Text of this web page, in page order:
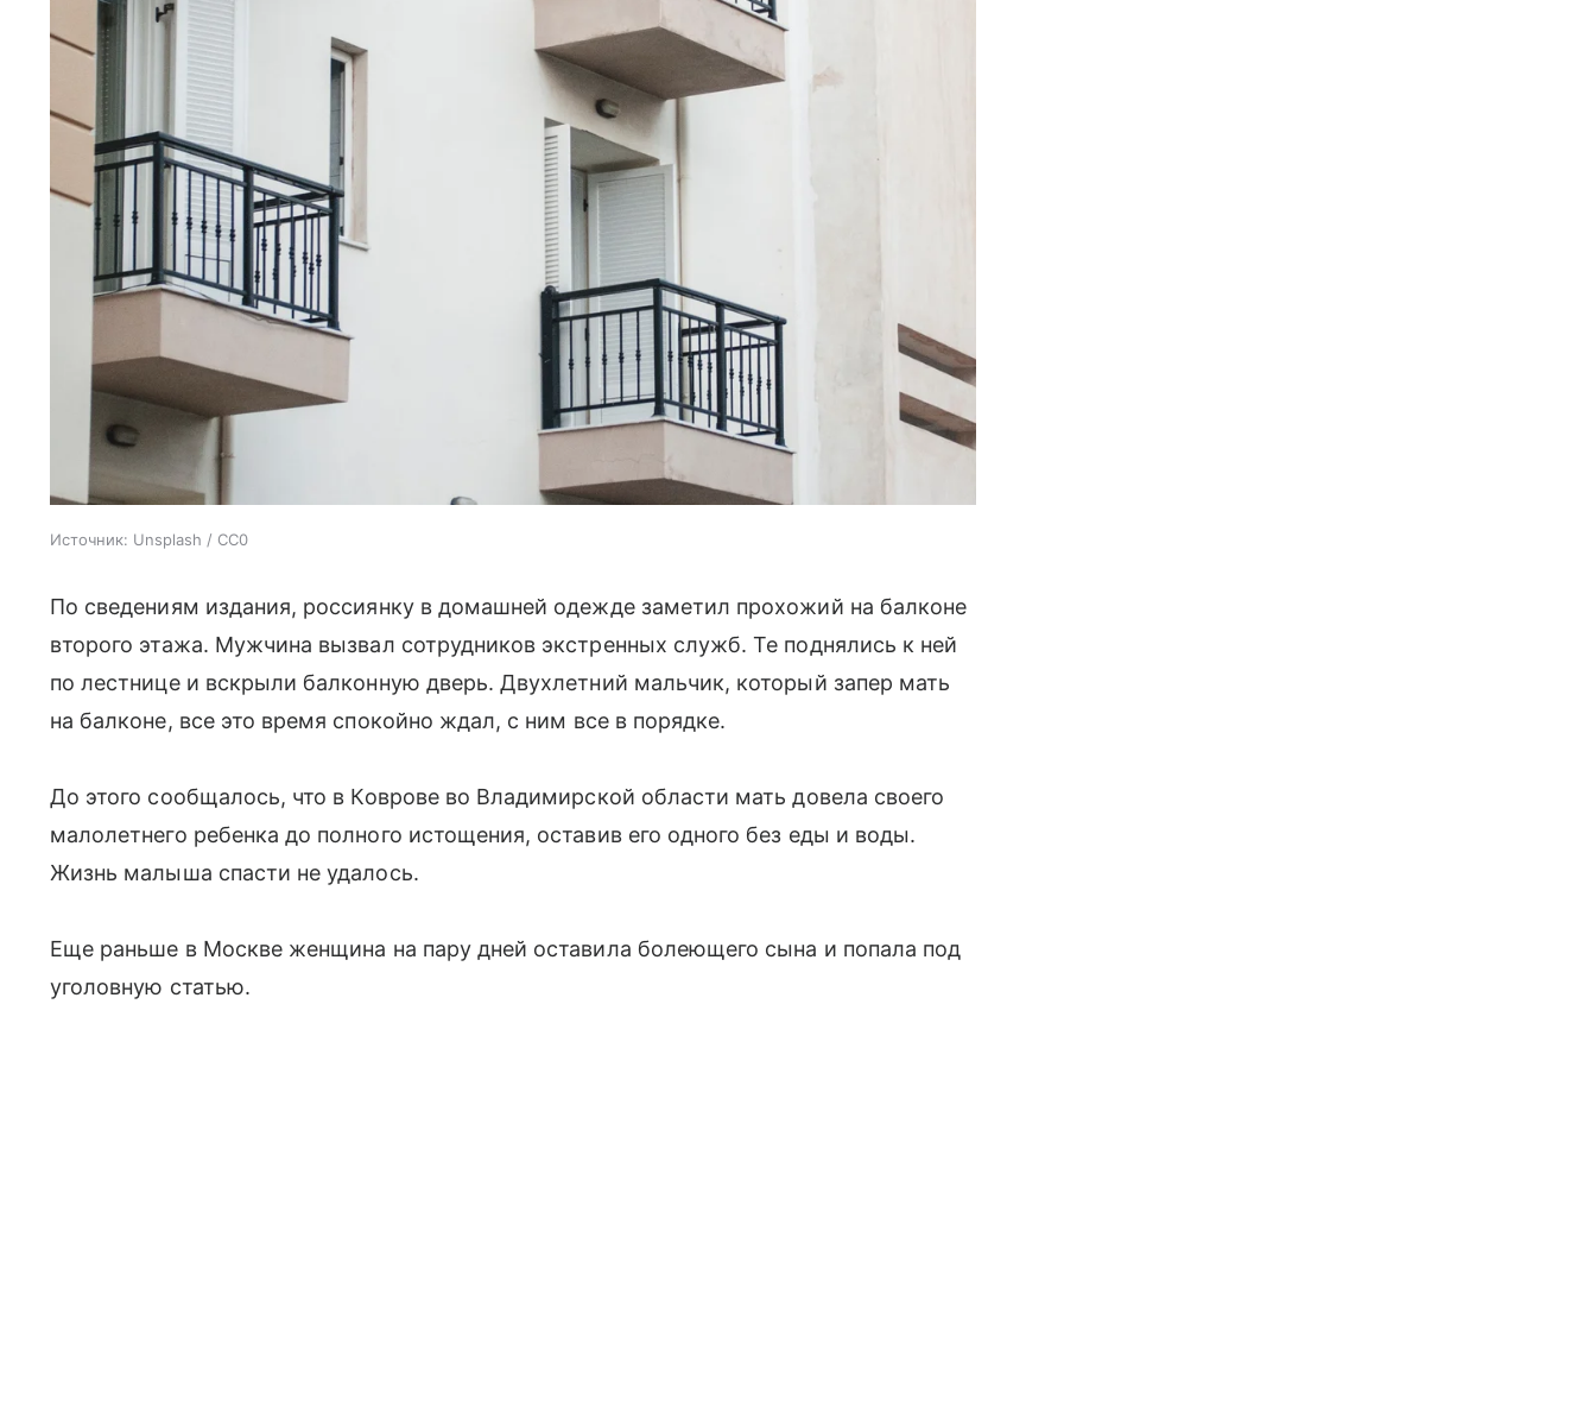
Источник: Unsplash / CC0
По сведениям издания, россиянку в домашней одежде заметил прохожий на балконе
второго этажа. Мужчина вызвал сотрудников экстренных служб. Те поднялись к ней
по лестнице и вскрыли балконную дверь. Двухлетний мальчик, который запер мать
на балконе, все это время спокойно ждал, с ним все в порядке.
До этого сообщалось, что в Коврове во Владимирской области мать довела своего
малолетнего ребенка до полного истощения, оставив его одного без еды и воды.
Жизнь малыша спасти не удалось.
Еще раньше в Москве женщина на пару дней оставила болеющего сына и попала под
уголовную статью.